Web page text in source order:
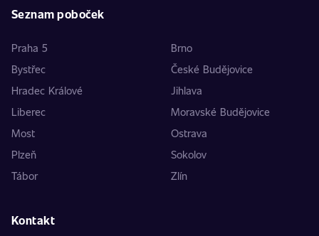
Seznam poboček
Praha 5
Brno
Bystřec
České Budějovice
Hradec Králové
Jihlava
Liberec
Moravské Budějovice
Most
Ostrava
Plzeň
Sokolov
Tábor
Zlín
Kontakt